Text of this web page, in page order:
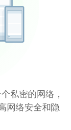
私密的网络，
网络安全和隐